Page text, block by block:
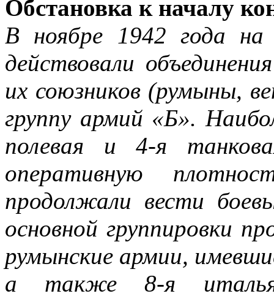
Обстановка к началу
В ноябре 1942 года на
действовали
их союзников (румыны,
группу армий «Б».
полевая и 4-я
оперативную
продолжали вести
основной группировки
румынские армии,
а также 8-я